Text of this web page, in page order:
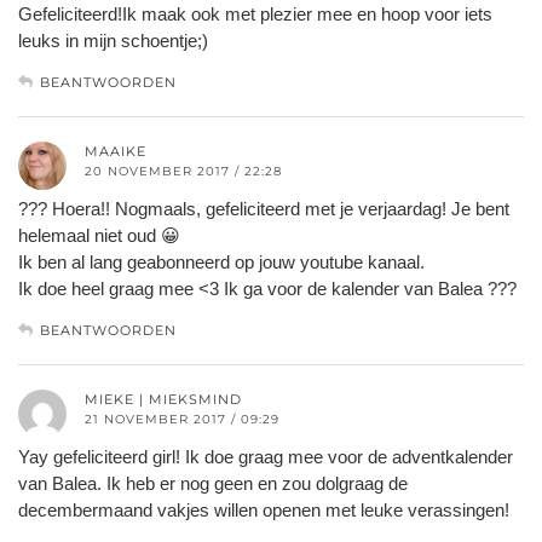
Gefeliciteerd!Ik maak ook met plezier mee en hoop voor iets
leuks in mijn schoentje;)
BEANTWOORDEN
MAAIKE
20 NOVEMBER 2017 / 22:28
??? Hoera!! Nogmaals, gefeliciteerd met je verjaardag! Je bent
helemaal niet oud 😀
Ik ben al lang geabonneerd op jouw youtube kanaal.
Ik doe heel graag mee <3 Ik ga voor de kalender van Balea ???
BEANTWOORDEN
MIEKE | MIEKSMIND
21 NOVEMBER 2017 / 09:29
Yay gefeliciteerd girl! Ik doe graag mee voor de adventkalender
van Balea. Ik heb er nog geen en zou dolgraag de
decembermaand vakjes willen openen met leuke verassingen!